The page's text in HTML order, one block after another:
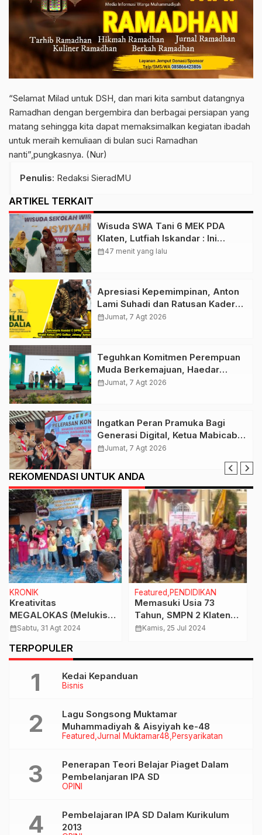
“Selamat Milad untuk DSH, dan mari kita sambut datangnya
Ramadhan dengan bergembira dan berbagai persiapan yang
matang sehingga kita dapat memaksimalkan kegiatan ibadah
untuk meraih kemuliaan di bulan suci Ramadhan
nanti”,pungkasnya. (Nur)
Penulis: Redaksi SieradMU
ARTIKEL TERKAIT
Wisuda SWA Tani 6 MEK PDA
Klaten, Lutfiah Iskandar : Ini
Menguatkan Gerakan Lumbung
calendar_month47 menit yang lalu
Apresiasi Kepemimpinan, Anton
Lami Suhadi dan Ratusan Kader
Golkar Klaten Ikut Rayakan Ultah
calendar_monthJumat, 7 Agt 2026
Teguhkan Komitmen Perempuan
Muda Berkemajuan, Haedar
Nashir Buka Muktamar ke-15
calendar_monthJumat, 7 Agt 2026
Ingatkan Peran Pramuka Bagi
Generasi Digital, Ketua Mabicab
Gerakan Pramuka Klaten Lepas
calendar_monthJumat, 7 Agt 2026
REKOMENDASI UNTUK ANDA
Featured
Memasuki Usia 73
Tahun, SMPN 2 Klaten
Bertekad Wujudkan
Terdepan
calendar_monthKamis, 25 Jul 2024
Bisnis Featured
Pasca Kenaikan, Bupati
Klaten : Peran Benny di
Hiswana Migas Sukses
calendar_monthJumat, 11 Okt 2024
…
TERPOPULER
Bisnis
Kedai Kepanduan
Featured Jurnal Muktamar48 Persyarikatan
Lagu Songsong Muktamar
Muhammadiyah & Aisyiyah ke-48
OPINI
Penerapan Teori Belajar Piaget Dalam
Pembelanjaran IPA SD
Pembelajaran IPA SD Dalam Kurikulum
2013